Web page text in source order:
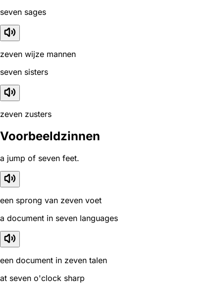
seven sages
zeven wijze mannen
seven sisters
zeven zusters
Voorbeeldzinnen
a jump of seven feet.
een sprong van zeven voet
a document in seven languages
een document in zeven talen
at seven o'clock sharp